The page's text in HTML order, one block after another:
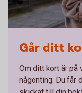
Går ditt
Om ditt kort är på
någonting. Du får